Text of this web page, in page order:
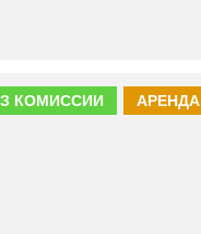
АРЕНДА
КОМИССИИ